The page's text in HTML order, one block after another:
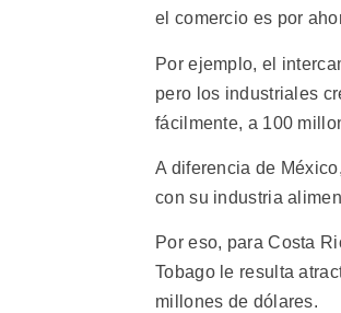
el comercio es por
Por ejemplo, el
pero los industriales
fácilmente, a 100
A diferencia de
con su industria
Por eso, para Costa
Tobago le resulta
millones de dólares.